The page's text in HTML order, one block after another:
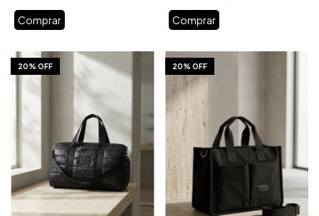
Comprar Comprar
1/10
20% OFF 1/7
20% OFF